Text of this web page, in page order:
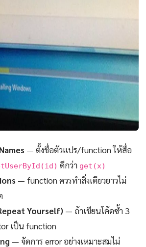
— ตั้งชื่อตัวแปร/function ให้สื่อ
ดีกว่า get(x)
— function ควรทำสิ่งเดียวยาวไม่
Yourself) — ถ้าเขียนโค้ดซ้ำ 3
เป็น function
— จัดการ error อย่างเหมาะสมไม่